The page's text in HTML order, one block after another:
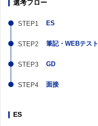
選考フロー
ES
筆記・WEBテスト
GD
面接
ES